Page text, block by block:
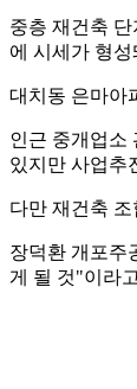
중층 재건축 단
에 시세가 형성
대치동 은마아
인근 중개업소
있지만 사업추
다만 재건축
장덕환 개포주
게 될 것"이라